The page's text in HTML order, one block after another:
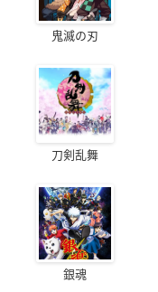
鬼滅の刃
刀剣乱舞
銀魂